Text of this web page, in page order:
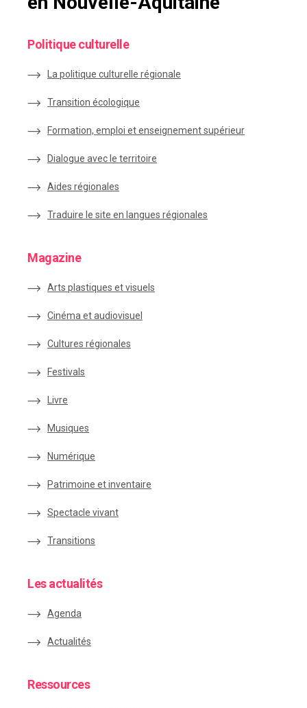
Politique culturelle
La politique culturelle régionale
Transition écologique
Formation, emploi et enseignement supérieur
Dialogue avec le territoire
Aides régionales
Traduire le site en langues régionales
Magazine
Arts plastiques et visuels
Cinéma et audiovisuel
Cultures régionales
Festivals
Livre
Musiques
Numérique
Patrimoine et inventaire
Spectacle vivant
Transitions
Les actualités
Agenda
Actualités
Ressources